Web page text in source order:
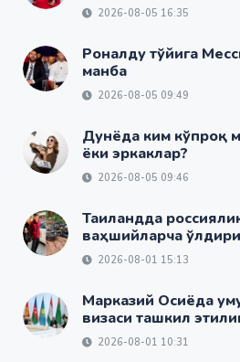
2026-08-05 16:35
Роналду тўйига
манба
2026-08-05 09:49
Дунёда ким кўпроқ
ёки эркаклар?
2026-08-05 09:46
Таиландда
ваҳшийларча
2026-08-01 15:13
Марказий Осиёда
визаси ташкил
2026-08-01 10:31